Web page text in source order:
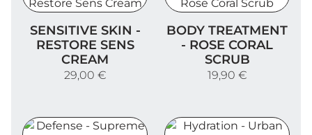
SENSITIVE SKIN -
RESTORE SENS
CREAM
29,00 €
BODY TREATMENT
- ROSE CORAL
SCRUB
19,90 €